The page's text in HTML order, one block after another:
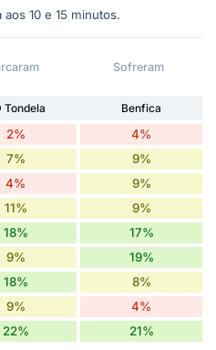
10 e 15 minutos.
Sofreram
Tondela
Benfica
2% 4%
7% 9%
4% 9%
11% 9%
18% 17%
9% 19%
18% 8%
9% 4%
22% 21%